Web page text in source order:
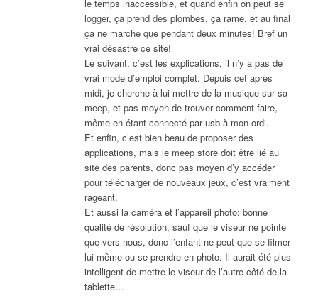
le temps inaccessible, et quand enfin on peut se
logger, ça prend des plombes, ça rame, et au final
ça ne marche que pendant deux minutes! Bref un
vrai désastre ce site!
Le suivant, c’est les explications, il n’y a pas de
vrai mode d’emploi complet. Depuis cet après
midi, je cherche à lui mettre de la musique sur sa
meep, et pas moyen de trouver comment faire,
même en étant connecté par usb à mon ordi.
Et enfin, c’est bien beau de proposer des
applications, mais le meep store doit être lié au
site des parents, donc pas moyen d’y accéder
pour télécharger de nouveaux jeux, c’est vraiment
rageant.
Et aussi la caméra et l’appareil photo: bonne
qualité de résolution, sauf que le viseur ne pointe
que vers nous, donc l’enfant ne peut que se filmer
lui même ou se prendre en photo. Il aurait été plus
intelligent de mettre le viseur de l’autre côté de la
tablette…